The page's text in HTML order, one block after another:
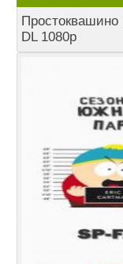
Простоквашино
DL 1080р